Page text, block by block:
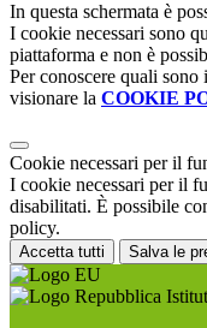
In questa schermata è
I cookie necessari sono
piattaforma e non è
Per conoscere quali
visionare la COOKIE
Cookie necessari per il
I cookie necessari per il
disabilitati. È possibile
policy.
Accetta tutti Salva le